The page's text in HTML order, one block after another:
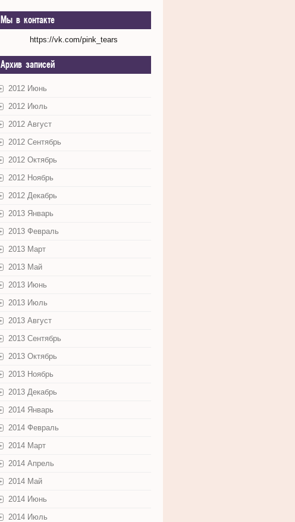
Мы в контакте
https://vk.com/pink_tears
Архив записей
2012 Июнь
2012 Июль
2012 Август
2012 Сентябрь
2012 Октябрь
2012 Ноябрь
2012 Декабрь
2013 Январь
2013 Февраль
2013 Март
2013 Май
2013 Июнь
2013 Июль
2013 Август
2013 Сентябрь
2013 Октябрь
2013 Ноябрь
2013 Декабрь
2014 Январь
2014 Февраль
2014 Март
2014 Апрель
2014 Май
2014 Июнь
2014 Июль